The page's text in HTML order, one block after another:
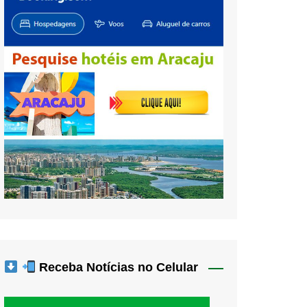
Receba Notícias no Celular